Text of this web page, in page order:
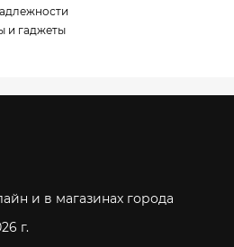
и гаджеты
и в магазинах города
г.